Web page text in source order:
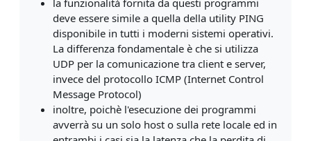
deve essere simile a quella della utility PING
disponibile in tutti i moderni sistemi operativi.
La differenza fondamentale è che si utilizza
UDP per la comunicazione tra client e server,
invece del protocollo ICMP (Internet Control
Message Protocol)
inoltre, poichè l'esecuzione dei programmi
avverrà su un solo host o sulla rete locale ed in